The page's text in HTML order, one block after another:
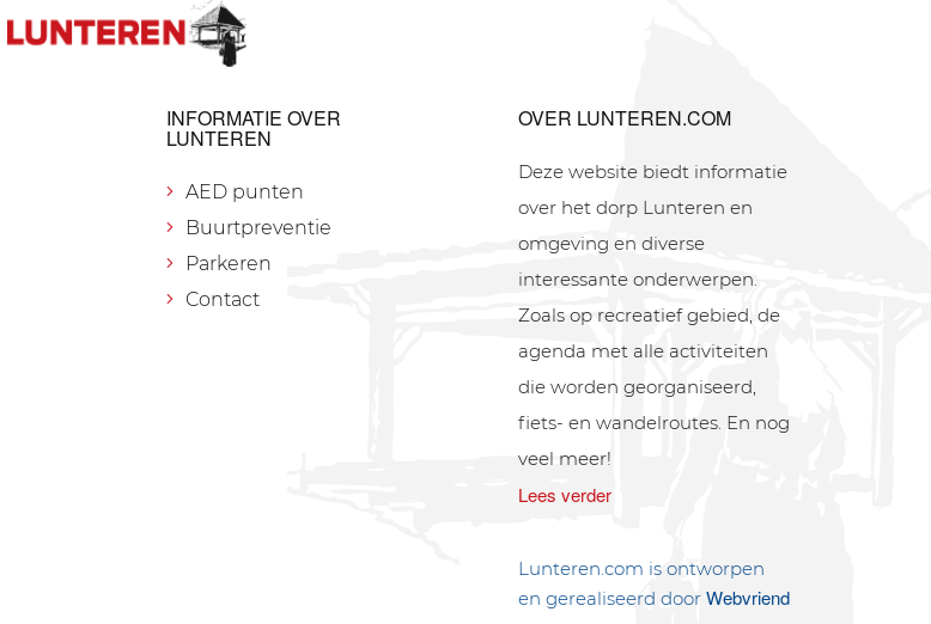
INFORMATIE OVER
LUNTEREN
AED punten
Buurtpreventie
Parkeren
Contact
OVER LUNTEREN.COM
Deze website biedt informatie
over het dorp Lunteren en
omgeving en diverse
interessante onderwerpen.
Zoals op recreatief gebied, de
agenda met alle activiteiten
die worden georganiseerd,
fiets- en wandelroutes. En nog
veel meer!
Lees verder
Lunteren.com is ontworpen
en gerealiseerd doorWebvriend